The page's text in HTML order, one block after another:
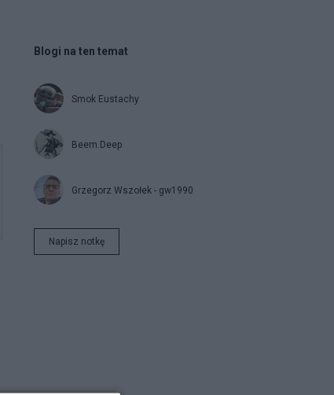
Blogi na ten temat
Smok Eustachy
Beem.Deep
Grzegorz Wszołek - gw1990
Napisz notkę